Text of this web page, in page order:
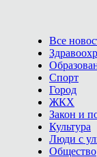
Все
Спорт
Город
ЖКХ
Закон и
Культура
Люди с
Общество